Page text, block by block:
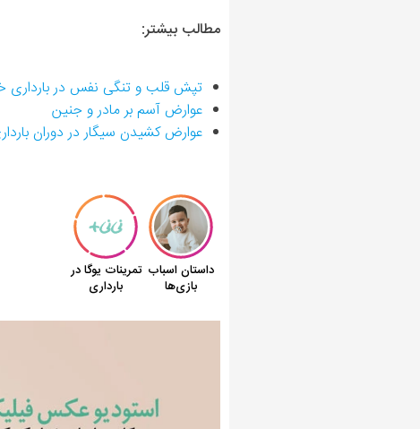
مطالب بیشتر:
تپش قلب و تنگی نفس در بارداری
عوارض آسم بر مادر و جنین
عوارض کشیدن سیگار در دوران